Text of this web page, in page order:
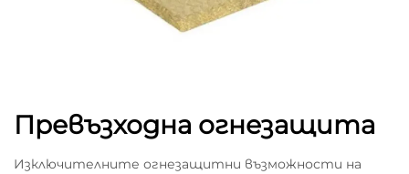
Превъзходна огнезащита
Изключителните огнезащитни възможности на